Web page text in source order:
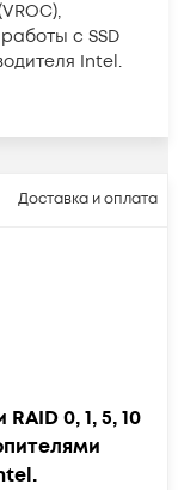
с SSD
Intel.
Доставка и оплата
0, 1, 5, 10